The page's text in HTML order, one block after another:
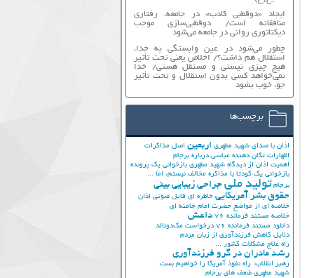
ایجاد «دوقطبی کاذب» در جامعه، رفتاری
منافقانه است/ دوقطبی‌سازی موجب
دیکتاتوری روانی در جامعه می‌شود
چطور می‌شود در عین وابستگی به خدا،
استقلال هم داشت؟/ اخلاص یعنی تحت تأثیر
هیچ چیزی نیستی و مستقل هستی/ خدا
نمی‌خواهد کسی بدون استقلال و تحت تأثیر
جوّ، خوب بشود
برچسب‌ها
اذان با صدای شهید مطهری اربعین اصل مذاکرات
اظهارات تکان دهنده عباسی درباره برجام
اهمیت اذان از دیدگاه شهید مطهری بازخوانی یک پرونده
بازخوانی یک کودتا با مذاکره مخالف نیستم، اما ...
برجام تولید ملی جراحی زیبایی بینی
حقوق بشر آمریکایی خاطره ای فایل صوتی اذان
خلاصه ای از مواضع حضرت امام خامنه ای
خلاصه مستند فرمانده 76
داعش
دانلود مستند فرمانده 76
درخواست مک‌دونالد
دلایل کاهش فرزندآوری از زبان مردم
راه علاج مشکلات کشور ...
رشد مادران در گرو فرزندآوری
رهبر انقلاب: راه نفوذ آمریکا را خواهیم بست
شهید مطهری ضعف های برجام